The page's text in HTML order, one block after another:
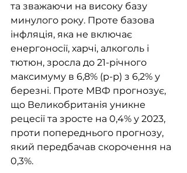
та зважаючи на високу базу
минулого року. Проте базова
інфляція, яка не включає
енергоносії, харчі, алкоголь і
тютюн, зросла до 21-річного
максимуму в 6,8% (р-р) з 6,2% у
березні. Проте МВФ прогнозує,
що Великобританія уникне
рецесії та зросте на 0,4% у 2023,
проти попереднього прогнозу,
який передбачав скорочення на
0,3%.